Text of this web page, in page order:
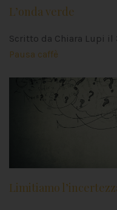
L’onda verde
Scritto da Chiara Lupi il
Pausa caffè
Limitiamo